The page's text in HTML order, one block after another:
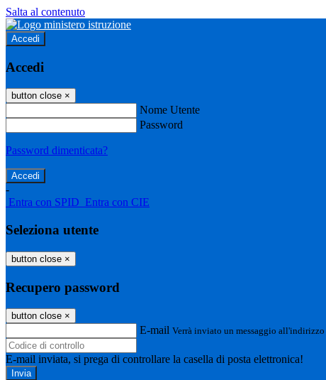
Salta al contenuto
Accedi
Accedi
button close ×
Nome Utente
Password
Password dimenticata?
-
Entra con SPID Entra con CIE
Seleziona utente
button close ×
Recupero password
button close ×
E-mail Verrà inviato un messaggio
E-mail inviata, si prega di controllare la casella di posta elettronica!